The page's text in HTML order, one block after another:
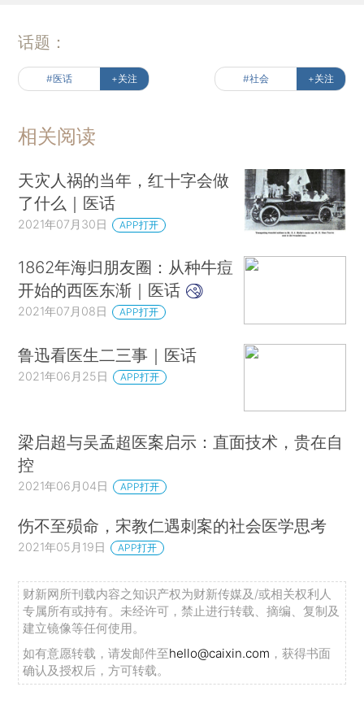
话题：
#医话 +关注 #社会 +关注
相关阅读
天灾人祸的当年，红十字会做
了什么｜医话
2021年07月30日 APP打开
1862年海归朋友圈：从种牛痘
开始的西医东渐｜医话
2021年07月08日 APP打开
鲁迅看医生二三事｜医话
2021年06月25日 APP打开
梁启超与吴孟超医案启示：直面技术，贵在自
控
2021年06月04日 APP打开
伤不至殒命，宋教仁遇刺案的社会医学思考
2021年05月19日 APP打开
财新网所刊载内容之知识产权为财新传媒及/或相关权利人
专属所有或持有。未经许可，禁止进行转载、摘编、复制及
建立镜像等任何使用。
如有意愿转载，请发邮件至hello@caixin.com ，获得书面
确认及授权后，方可转载。